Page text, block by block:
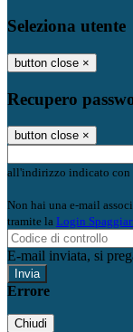
Seleziona utente
button close ×
Recupero
button close ×
all'indirizzo indicato con
Non hai una e-mail
tramite la Login
E-mail inviata, si
Errore
Chiudi